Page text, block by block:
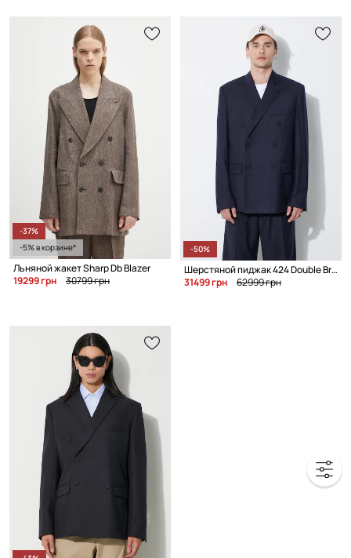
-37%
-5% в корзине*
Льняной жакет Sharp Db Blazer
19299 грн
30799 грн
-50%
Шерстяной пиджак 424 Double Breast Jacket
31499 грн
62999 грн